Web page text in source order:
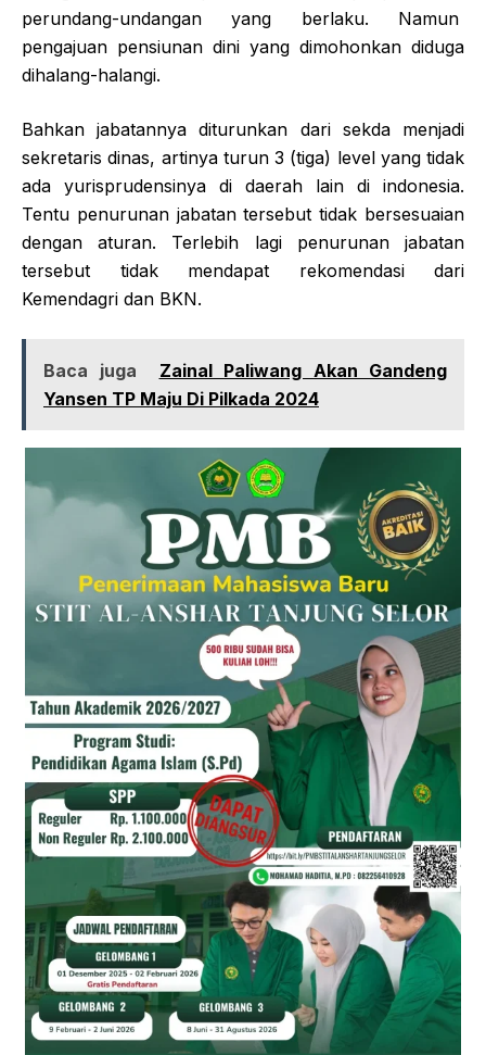
perundang-undangan yang berlaku. Namun
pengajuan pensiunan dini yang dimohonkan diduga
dihalang-halangi.
Bahkan jabatannya diturunkan dari sekda menjadi
sekretaris dinas, artinya turun 3 (tiga) level yang tidak
ada yurisprudensinya di daerah lain di indonesia.
Tentu penurunan jabatan tersebut tidak bersesuaian
dengan aturan. Terlebih lagi penurunan jabatan
tersebut tidak mendapat rekomendasi dari
Kemendagri dan BKN.
Baca juga
Zainal Paliwang Akan Gandeng
Yansen TP Maju Di Pilkada 2024